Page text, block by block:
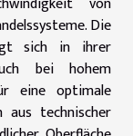
Die
sich in ihrer
bei hohem
eine optimale
technischer